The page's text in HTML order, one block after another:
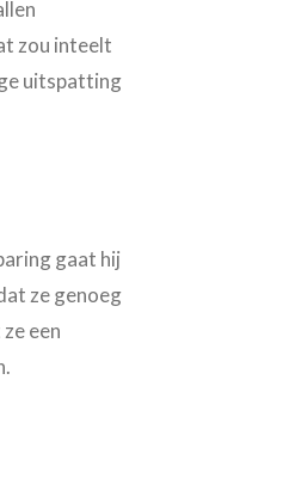
zou inteelt
uitspatting
gaat hij
ze genoeg
een